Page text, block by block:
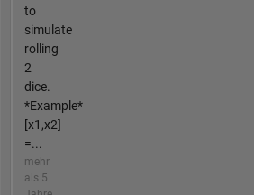
to
simulate
rolling
2
dice.
*Example*
[x1,x2]
=...
mehr
als 5